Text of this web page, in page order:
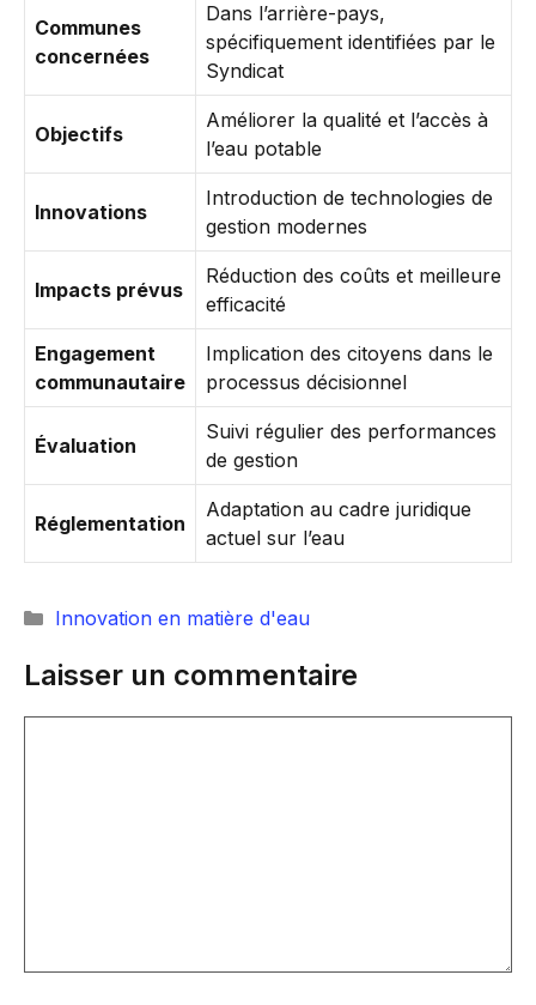
Communes
concernées
Dans l’arrière-pays,
spécifiquement identifiées par le
Syndicat
Objectifs
Améliorer la qualité et l’accès à
l’eau potable
Innovations
Introduction de technologies de
gestion modernes
Impacts prévus
Réduction des coûts et meilleure
efficacité
Engagement
communautaire
Implication des citoyens dans le
processus décisionnel
Évaluation
Suivi régulier des performances
de gestion
Réglementation
Adaptation au cadre juridique
actuel sur l’eau
Catégories
Innovation en matière d'eau
Laisser un commentaire